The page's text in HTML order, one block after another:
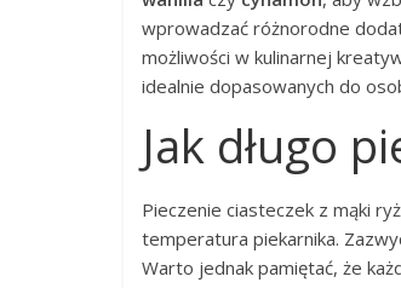
wprowadzać różnorodne
możliwości w kulinarnej
idealnie dopasowanych do
Jak długo
Pieczenie ciasteczek z mąki
temperatura piekarnika.
Warto jednak pamiętać, że